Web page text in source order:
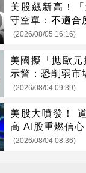
美股飆新高！
守空單：不適合
(2026/08/05 16:16)
美國擬「拋歐
示警：恐削弱市
(2026/08/04 09:39)
美股大噴發！
高 AI股重燃信心
(2026/08/04 08:36)